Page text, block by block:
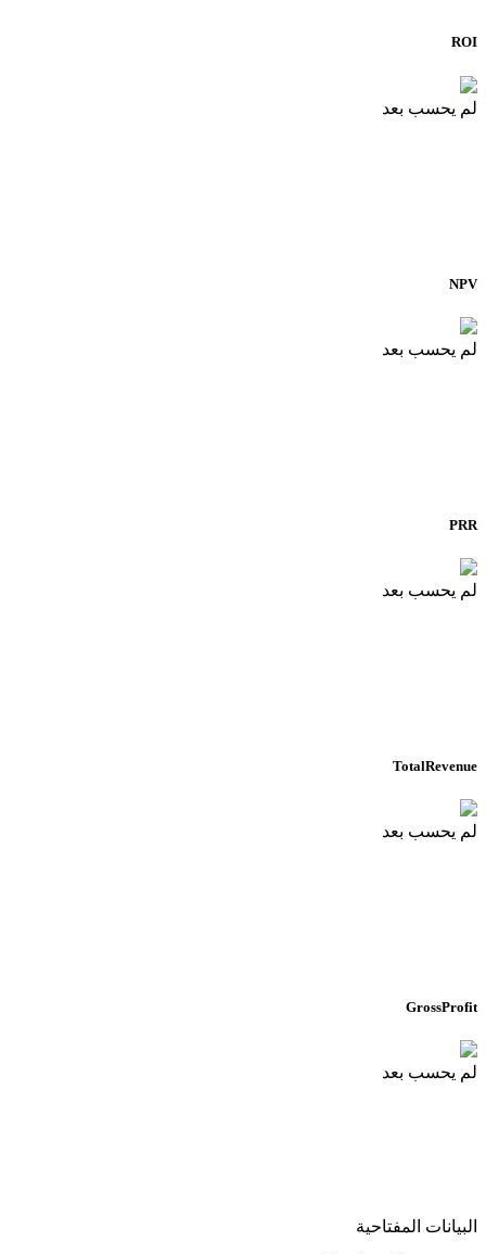
ROI
لم يحسب بعد
NPV
لم يحسب بعد
PRR
لم يحسب بعد
TotalRevenue
لم يحسب بعد
GrossProfit
لم يحسب بعد
البيانات المفتاحية